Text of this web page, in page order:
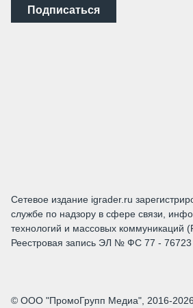
Подписаться
Сетевое издание igrader.ru
службе по надзору в сфере связи,
технологий и массовых коммуникаций
Реестровая запись ЭЛ № ФС 77 - 76723
© ООО "ПромоГрупп Медиа", 2016-2026